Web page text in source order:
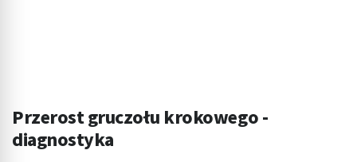
Przerost gruczołu krokowego -
diagnostyka